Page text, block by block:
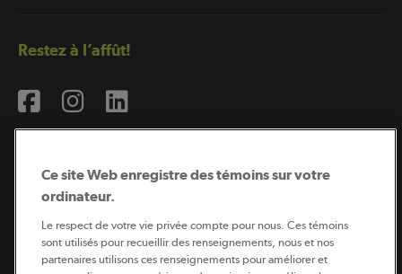
Restez à l’affût!
Ce site Web enregistre des témoins sur votre
ordinateur.
Le respect de votre vie privée compte pour nous. Ces témoins
sont utilisés pour recueillir des renseignements, nous et nos
partenaires utilisons ces renseignements pour améliorer et